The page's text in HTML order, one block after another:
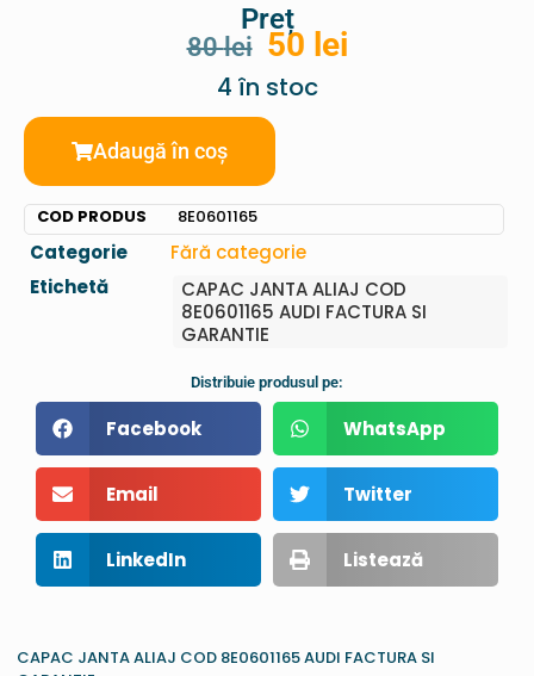
Preț
80lei 50 lei
4 în stoc
Adaugă în coș
COD PRODUS 8E0601165
Categorie
Fără categorie
Etichetă
CAPAC JANTA ALIAJ COD
8E0601165 AUDI FACTURA SI
GARANTIE
Distribuie produsul pe:
Facebook WhatsApp
Email Twitter
LinkedIn Listează
CAPAC JANTA ALIAJ COD 8E0601165 AUDI FACTURA SI